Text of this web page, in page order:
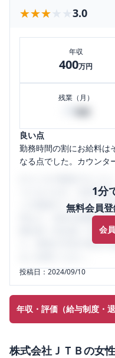
★★★★★
★★★★★ 3.0
年収
400万円
残業（月）
良い点
勤務時間の割にお給料は
なる点でした。カウンタ
1分
無料会員
会
うになります。
ミの投稿サイトです。
判など、女性の転職は
輩社員（元社員）の口コ
り、将来の不安や現在
投稿日：2024/09/10
年収・評価（給与制度・
株式会社ＪＴＢの女